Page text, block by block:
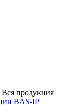
Вся продукция
BAS-IP